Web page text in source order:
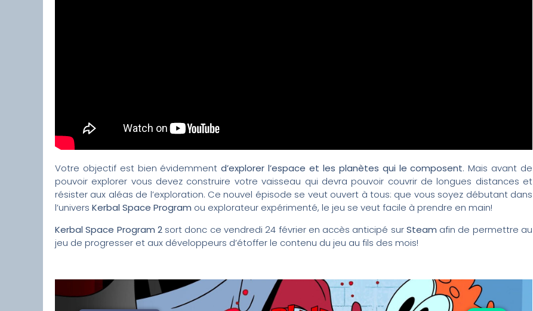
Votre objectif est bien évidemmentd’explorer l’espace et les planètes qui le composent. Mais avant de
pouvoir explorer vous devez construire votre vaisseau qui devra pouvoir couvrir de longues distances et
résister aux aléas de l’exploration. Ce nouvel épisode se veut ouvert à tous: que vous soyez débutant dans
l’univers Kerbal Space Program ou explorateur expérimenté, le jeu se veut facile à prendre en main!
Kerbal Space Program 2sort donc ce vendredi 24 février en accès anticipé surSteam afin de permettre au
jeu de progresser et aux développeurs d’étoffer le contenu du jeu au fils des mois!